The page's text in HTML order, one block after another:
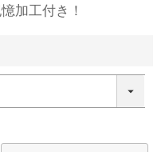
加工付き！